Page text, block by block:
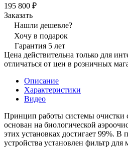
195 800 ₽
Заказать
Нашли дешевле?
Хочу в подарок
Гарантия 5 лет
Цена действительна только для
отличаться от цен в розничных
Описание
Характеристики
Видео
Принцип работы системы очистки
основан на биологической
этих установках достигает 99%. В
устройства установлен фильтр для